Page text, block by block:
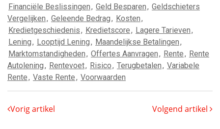
Financiële Beslissingen, Geld Besparen, Geldschieters
Vergelijken, Geleende Bedrag, Kosten,
Kredietgeschiedenis, Kredietscore, Lagere Tarieven,
Lening, Looptijd Lening, Maandelijkse Betalingen,
Marktomstandigheden, Offertes Aanvragen, Rente, Rente
Autolening, Rentevoet, Risico, Terugbetalen, Variabele
Rente, Vaste Rente, Voorwaarden
Vorig artikel Volgend artikel